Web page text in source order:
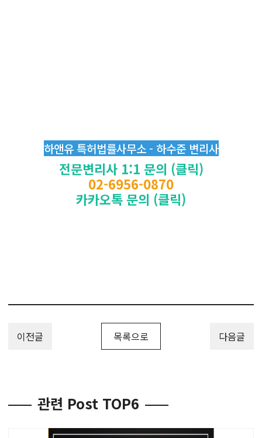
하앤유 특허법률사무소 - 하수준 변리사
전문변리사 1:1 문의 (클릭)
02-6956-0870
카카오톡 문의 (클릭)
이전글 목록으로 다음글
관련 Post TOP6